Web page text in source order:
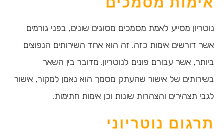
נוטריון מסייע לאמת מסמכים מסוגים שונים, בפני גורמים
אשר דורשים אימות כזה. זה הוא אחד השירותים הנפוצים
ביותר, אשר עבורם פונים לנוטריון. מדובר בין השאר
בשירותים של אישור שהעתק מסמך הוא נאמן למקור, אישור
לגבי תצהירים והצהרות שונות וכן אימות חתימות.
תרגום נוטריוני